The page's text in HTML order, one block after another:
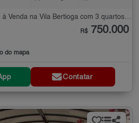
do mapa
R$ 750.000
Contatar